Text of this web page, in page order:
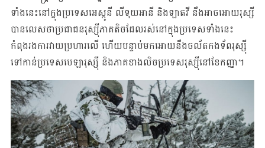
ទាំងនេះនៅក្នុងប្រទេសអេស្តូនី លីទុយអានី និងឡាតវី នឹងអាចអោយរុស្សី
បានលេសថាប្រជាជនរុស្ស៊ីភាគតិចដែលរស់នៅក្នុងប្រទេសទាំងនេះ
កំពុងរងការវាយប្រហារលើ ហើយបន្ទាប់មកអោយនឹងចល័តកងទ័ពរុស្ស៊ី
ទៅកាន់ប្រទេសបេឡារុស្ស៊ី និងភាគខាងលិចប្រទេសរុស្ស៊ីនៅខែកញ្ញា។